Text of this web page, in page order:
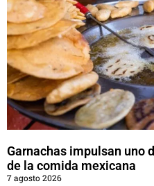
Garnachas impulsan uno
de la comida mexicana
7 agosto 2026